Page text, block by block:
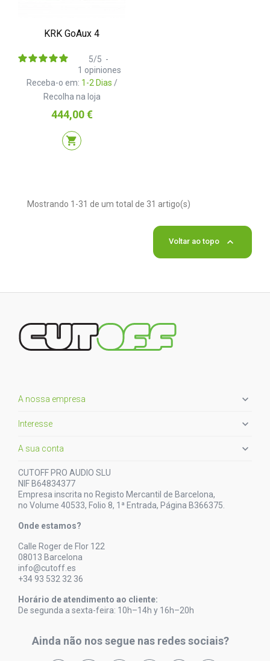
KRK GoAux 4
Receba-o em: 1-2 Dias /
Recolha na loja
5/5 -
1 opiniones
Preço
444,00 €
shopping_cart
Mostrando 1-31 de um total de 31 artigo(s)
Voltar ao topo 
A nossa empresa 
Interesse 
A sua conta 
CUTOFF PRO AUDIO SLU
NIF B64834377
Empresa inscrita no Registo Mercantil de Barcelona,
no Volume 40533, Folio 8, 1ª Entrada, Página B366375.
Onde estamos?
Calle Roger de Flor 122
08013 Barcelona
info@cutoff.es
+34 93 532 32 36
Horário de atendimento ao cliente:
De segunda a sexta-feira: 10h–14h y 16h–20h
Ainda não nos segue nas redes sociais?